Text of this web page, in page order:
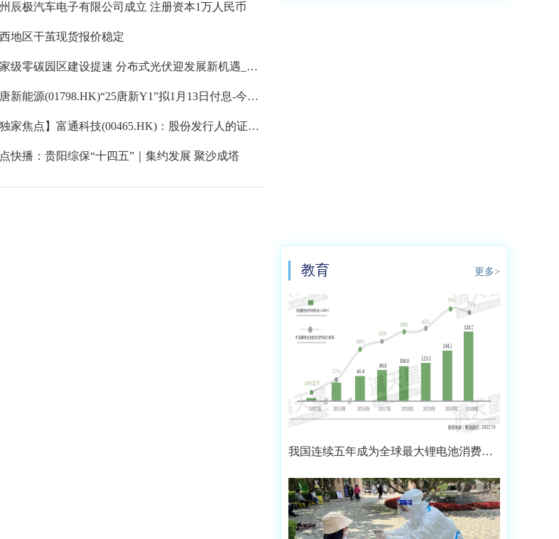
年1月6日)
辰极汽车电子有限公司成立 注册资本1万人民币
地区干茧现货报价稳定
级零碳园区建设提速 分布式光伏迎发展新机遇_最
息
新能源(01798.HK)“25唐新Y1”拟1月13日付息-今头
独家焦点】富通科技(00465.HK)：股份发行人的证券
月报表内容摘要
快播：贵阳综保“十四五”｜集约发展 聚沙成塔
教育 更多>
我国连续五年成为全球最大锂电池消费市
场 2021年市场占比约达59.4%